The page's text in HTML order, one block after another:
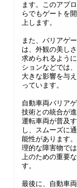
ます。このアプ
らでもゲートを
上します。
また、バリアゲ
は、外観の美し
求められるよう
ションなどでは
大きな影響を与
っています。
自動車両バリア
技術との統合が
運転車両が普及
し、スムーズに
能性があります
理的な障害物で
上のための重要
す。
最後に、自動車